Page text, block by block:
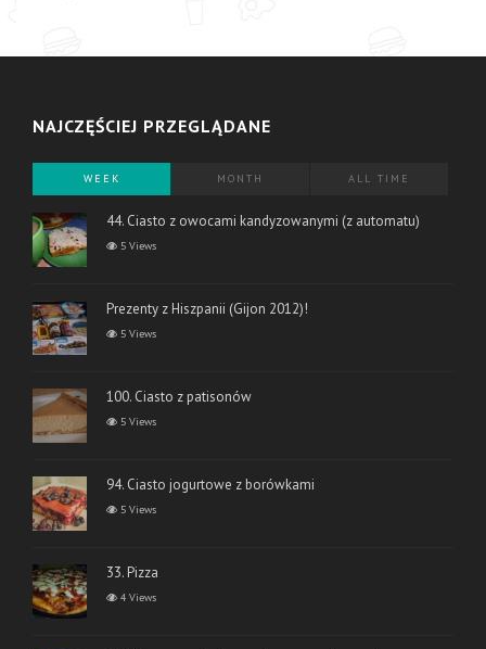
NAJCZĘŚCIEJ PRZEGLĄDANE
WEEK MONTH ALL TIME
44. Ciasto z owocami kandyzowanymi (z automatu)
5 Views
Prezenty z Hiszpanii (Gijon 2012)!
5 Views
100. Ciasto z patisonów
5 Views
94. Ciasto jogurtowe z borówkami
5 Views
33. Pizza
4 Views